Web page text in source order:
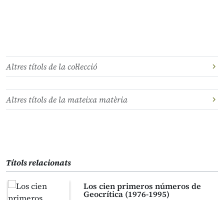
Altres títols de la col·lecció
Altres títols de la mateixa matèria
Títols relacionats
Los cien primeros números de
Geocrítica (1976-1995)